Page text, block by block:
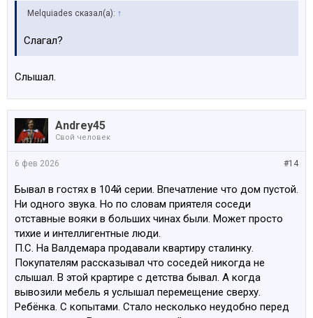
Melquiades сказал(а): ↑
Слагал?
Слышал.
Andrey45
Свой человек
#14
6 фев 2026
Бывал в гостях в 104й серии. Впечатление что дом пустой.
Ни одного звука. Но по словам приятеля соседи
отставные вояки в больших чинах были. Может просто
тихие и интеллигентные люди.
П.С. На Валдемара продавали квартиру сталинку.
Покупателям рассказывал что соседей никогда не
слышал. В этой крартире с детства бывал. А когда
вывозили мебель я услышал перемещение сверху.
Ребёнка. С копытами. Стало несколько неудобно перед